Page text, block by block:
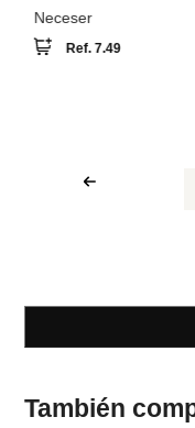
Neceser
Ref.7.49
También